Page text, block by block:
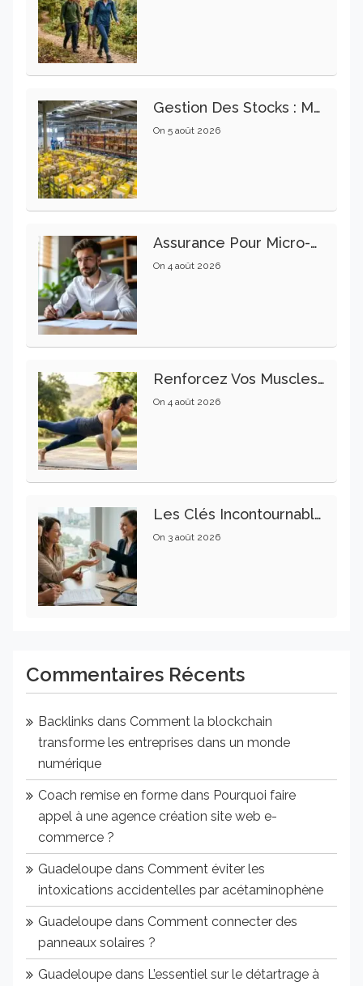
Gestion Des Stocks : Meilleures Pratiques Intralogistiques
On 5 août 2026
Assurance Pour Micro-Entrepreneur : Les Garanties Essentielles À Connaître
On 4 août 2026
Renforcez Vos Muscles Profonds Pour Apaiser Votre Mal De Dos
On 4 août 2026
Les Clés Incontournables Pour Réussir Vos Transactions Immobilières
On 3 août 2026
Commentaires Récents
Backlinks dans Comment la blockchain
transforme les entreprises dans un monde
numérique
Coach remise en forme dans Pourquoi faire
appel à une agence création site web e-
commerce ?
Guadeloupe dans Comment éviter les
intoxications accidentelles par acétaminophène
Guadeloupe dans Comment connecter des
panneaux solaires ?
Guadeloupe dans L’essentiel sur le détartrage à